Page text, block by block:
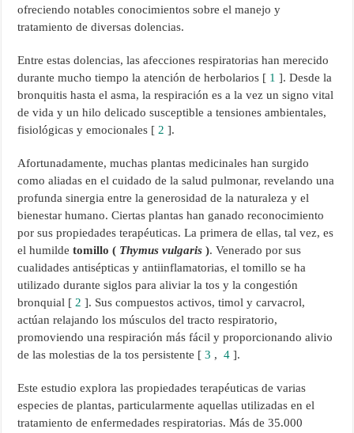
ofreciendo notables conocimientos sobre el manejo y
tratamiento de diversas dolencias.
Entre estas dolencias, las afecciones respiratorias han merecido
durante mucho tiempo la atención de herbolarios [ 1 ]. Desde la
bronquitis hasta el asma, la respiración es a la vez un signo vital
de vida y un hilo delicado susceptible a tensiones ambientales,
fisiológicas y emocionales [2 ].
Afortunadamente, muchas plantas medicinales han surgido
como aliadas en el cuidado de la salud pulmonar, revelando una
profunda sinergia entre la generosidad de la naturaleza y el
bienestar humano. Ciertas plantas han ganado reconocimiento
por sus propiedades terapéuticas. La primera de ellas, tal vez, es
el humildetomillo ( Thymus vulgaris ). Venerado por sus
cualidades antisépticas y antiinflamatorias, el tomillo se ha
utilizado durante siglos para aliviar la tos y la congestión
bronquial [2 ]. Sus compuestos activos, timol y carvacrol,
actúan relajando los músculos del tracto respiratorio,
promoviendo una respiración más fácil y proporcionando alivio
de las molestias de la tos persistente [3 ,4 ].
Este estudio explora las propiedades terapéuticas de varias
especies de plantas, particularmente aquellas utilizadas en el
tratamiento de enfermedades respiratorias. Más de 35.000